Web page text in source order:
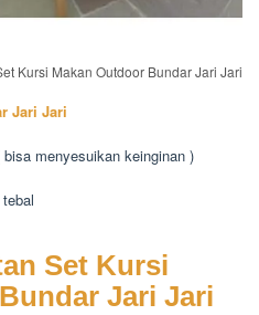
Kursi Makan Outdoor Bundar Jari Jari
Jari Jari
menyesuikan keinginan )
Set Kursi
Jari Jari